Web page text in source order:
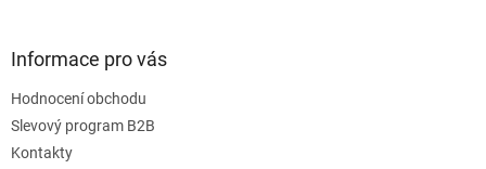
Informace pro vás
Hodnocení obchodu
Slevový program B2B
Kontakty